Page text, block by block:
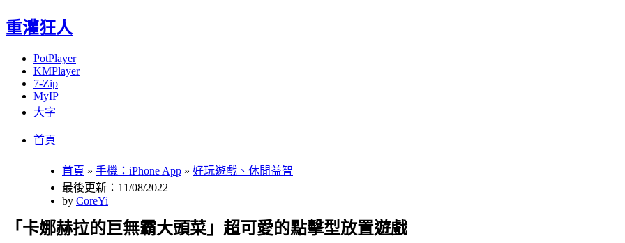
重灌狂人
PotPlayer
KMPlayer
7-Zip
MyIP
大字
首頁
首頁 » 手機：iPhone App » 好玩遊戲、休閒益智
最後更新：11/08/2022
by CoreYi
「卡娜赫拉的巨無霸大頭菜」超可愛的點擊型放置遊戲